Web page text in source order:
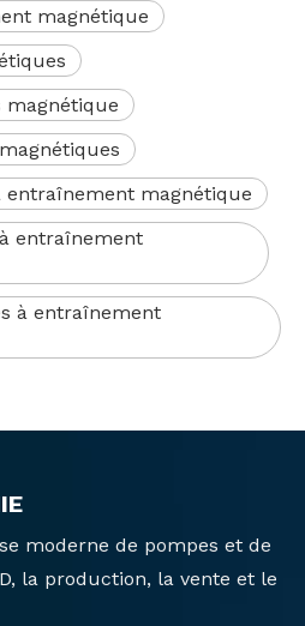
magnétique
magnétique
entraînement magnétique
entraînement
à entraînement
moderne de pompes et de
la production, la vente et le